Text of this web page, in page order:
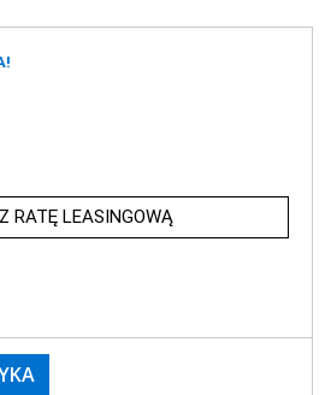
RATĘ LEASINGOWĄ